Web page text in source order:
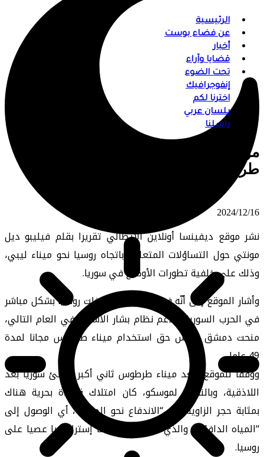
الرئيسية
عن فضاء بوست
أخبار
قضايا وآراء
تحت الضوء
إنفوجرافيك
اخترنا لكم
بلسان عربي
راسلنا
موقع إيطالي: هل تنقل روسيا قاعدتها من
طرطوس إلى ليبيا؟
⠀ 2024/12/16
نشر موقع ديفينسا أونلاين الإيطالي تقريرا بقلم فيليبو ديل
مونتي حول التساؤلات المتعلقة باتجاه روسيا نحو ميناء ليبي،
وذلك على خلفية تطورات الأوضاع في سوريا.
وأشار الموقع إلى أنّه في عام 2015، تدخلت روسيا بشكل مباشر
في الحرب السورية، لدعم نظام بشار الأسد، وفي العام التالي،
منحت دمشق الروس حق استخدام ميناء طرطوس مجانا لمدة
49 عاما.
ووفقا للموقع، يعد ميناء طرطوس ثاني أكبر موانئ سوريا بعد
اللاذقية، وبالنسبة لموسكو، كان امتلاك قاعدة بحرية هناك
بمثابة حجر الزاوية في “الاندفاع نحو الجنوب”، أي الوصول إلى
“المياه الدافئة”، والذي كان دائما هدفا إستراتيجيا عصيا على
روسيا.